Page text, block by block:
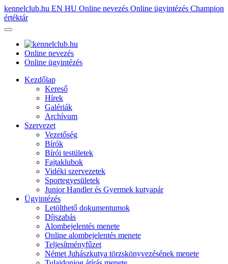
kennelclub.hu EN HU Online nevezés Online ügyintézés Champion
értéktár
Online nevezés
Online ügyintézés
Kezdőlap
Kereső
Hírek
Galériák
Archívum
Szervezet
Vezetőség
Bírók
Bírói testületek
Fajtaklubok
Vidéki szervezetek
Sportegyesületek
Junior Handler és Gyermek kutyapár
Ügyintézés
Letölthető dokumentumok
Díjszabás
Alombejelentés menete
Online alombejelentés menete
Teljesítményfűzet
Német Juhászkutya törzskönyvezésének menete